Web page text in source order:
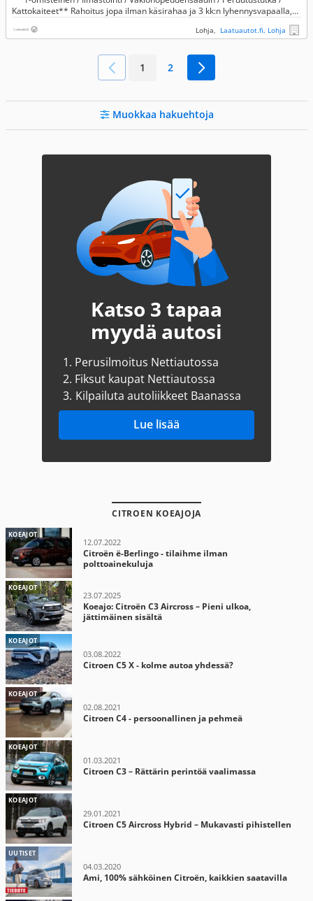
Kattokaiteet** Rahoitus jopa ilman käsirahaa ja 3 kk:n lyhennysvapaalla,
Lohja, Laatuautot.fi, Lohja
1 2
Muokkaa hakuehtoja
Katso 3 tapaa
myydä autosi
1. Perusilmoitus Nettiautossa
2. Fiksut kaupat Nettiautossa
3. Kilpailuta autoliikkeet Baanassa
Lue lisää
CITROEN KOEAJOJA
KOEAJOT
12.07.2022
Citroën ë-Berlingo - tilaihme ilman
polttoainekuluja
KOEAJOT
23.07.2025
Koeajo: Citroën C3 Aircross – Pieni ulkoa,
jättimäinen sisältä
KOEAJOT
03.08.2022
Citroen C5 X - kolme autoa yhdessä?
KOEAJOT
02.08.2021
Citroen C4 - persoonallinen ja pehmeä
KOEAJOT
01.03.2021
Citroen C3 – Rättärin perintöä vaalimassa
KOEAJOT
29.01.2021
Citroen C5 Aircross Hybrid – Mukavasti pihistellen
UUTISET
04.03.2020
Ami, 100% sähköinen Citroën, kaikkien saatavilla